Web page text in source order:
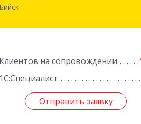
Бийск
Клиентов на сопровождении
1С:Специалист
Отправить заявку
Алтайский край, Бийск г, Разина,
Отправить заявку